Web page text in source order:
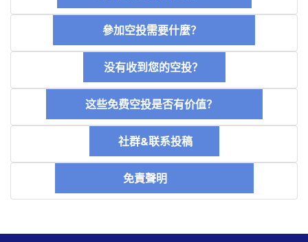
參加空投需要什麼？
没有收到您的空投？
这些免费空投是否有价值？
社群&联系投稿
免責聲明